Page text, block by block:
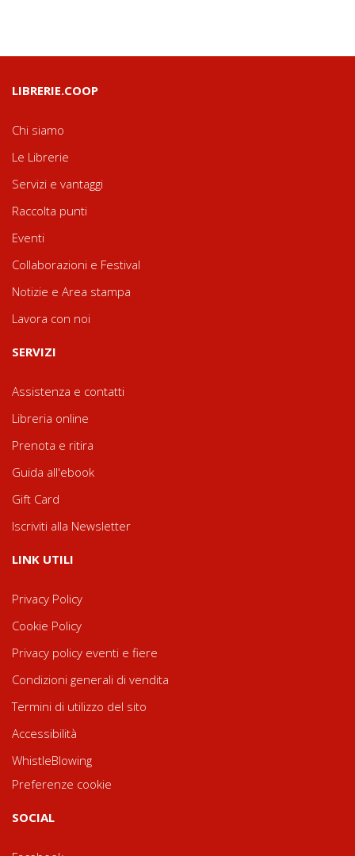
LIBRERIE.COOP
Chi siamo
Le Librerie
Servizi e vantaggi
Raccolta punti
Eventi
Collaborazioni e Festival
Notizie e Area stampa
Lavora con noi
SERVIZI
Assistenza e contatti
Libreria online
Prenota e ritira
Guida all'ebook
Gift Card
Iscriviti alla Newsletter
LINK UTILI
Privacy Policy
Cookie Policy
Privacy policy eventi e fiere
Condizioni generali di vendita
Termini di utilizzo del sito
Accessibilità
WhistleBlowing
Preferenze cookie
SOCIAL